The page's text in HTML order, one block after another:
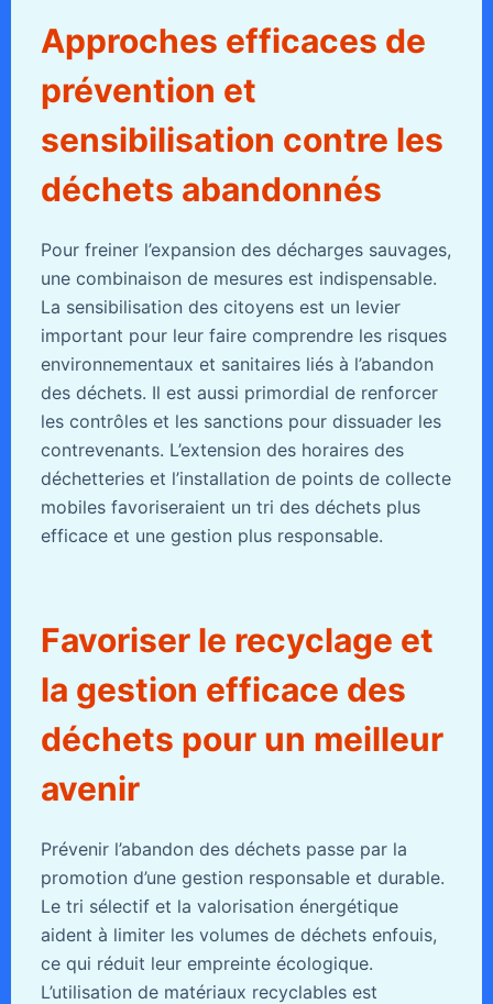
Approches efficaces de
prévention et
sensibilisation contre les
déchets abandonnés
Pour freiner l’expansion des décharges sauvages,
une combinaison de mesures est indispensable.
La sensibilisation des citoyens est un levier
important pour leur faire comprendre les risques
environnementaux et sanitaires liés à l’abandon
des déchets. Il est aussi primordial de renforcer
les contrôles et les sanctions pour dissuader les
contrevenants. L’extension des horaires des
déchetteries et l’installation de points de collecte
mobiles favoriseraient un tri des déchets plus
efficace et une gestion plus responsable.
Favoriser le recyclage et
la gestion efficace des
déchets pour un meilleur
avenir
Prévenir l’abandon des déchets passe par la
promotion d’une gestion responsable et durable.
Le tri sélectif et la valorisation énergétique
aident à limiter les volumes de déchets enfouis,
ce qui réduit leur empreinte écologique.
L’utilisation de matériaux recyclables est